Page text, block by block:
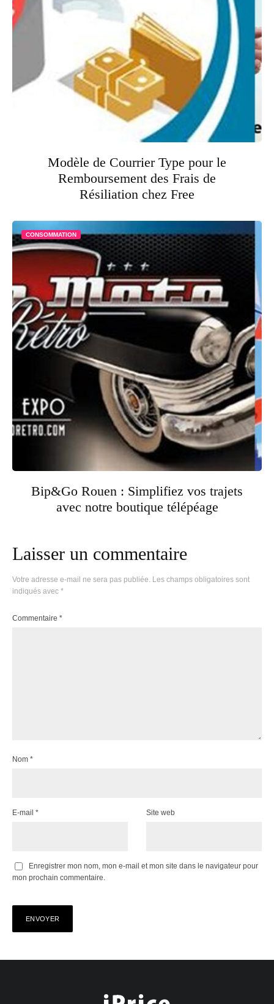
Modèle de Courrier Type pour le
Remboursement des Frais de
Résiliation chez Free
CONSOMMATION
Bip&Go Rouen : Simplifiez vos trajets
avec notre boutique télépéage
Laisser un commentaire
Votre adresse e-mail ne sera pas publiée. Les champs obligatoires sont
indiqués avec *
Commentaire *
Nom *
E-mail * Site web
Enregistrer mon nom, mon e-mail et mon site dans le navigateur pour
mon prochain commentaire.